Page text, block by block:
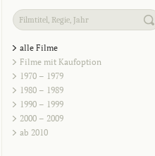
alle Filme
Filme mit Kaufoption
1970 – 1979
1980 – 1989
1990 – 1999
2000 – 2009
ab 2010